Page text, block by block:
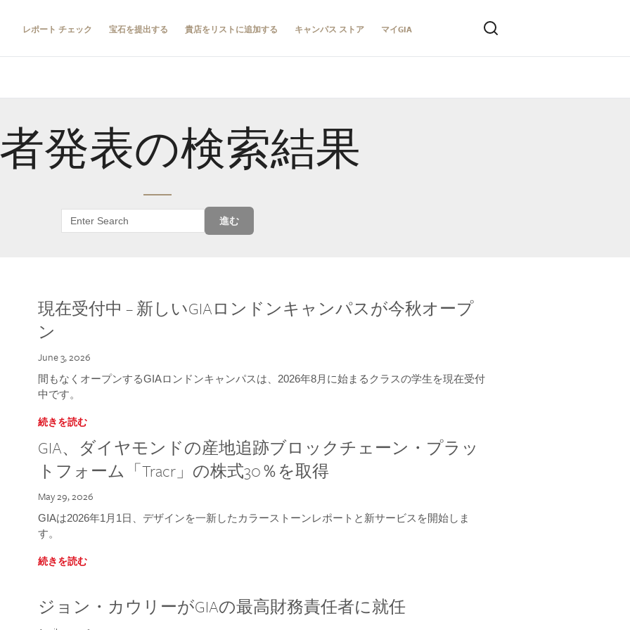
レポート チェック 宝石を提出する 貴店をリストに追加する キャンパス ストア マイGIA
発表の検索結果
進む
現在受付中 – 新しいGIAロンドンキャンパスが今秋オープ
ン
June 3, 2026
間もなくオープンするGIAロンドンキャンパスは、2026年8月に始まるクラスの学生を現在受付
中です。
続きを読む
GIA、ダイヤモンドの産地追跡ブロックチェーン・プラッ
トフォーム「Tracr」の株式30％を取得
May 29, 2026
GIAは2026年1月1日、デザインを一新したカラーストーンレポートと新サービスを開始しま
す。
続きを読む
ジョン・カウリーがGIAの最高財務責任者に就任